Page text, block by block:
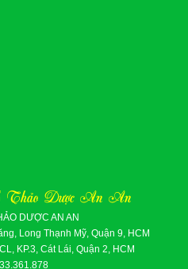
Dược An An
DƯỢC AN AN
Long Thạnh Mỹ, Quận 9, HCM
KP.3, Cát Lái, Quận 2, HCM